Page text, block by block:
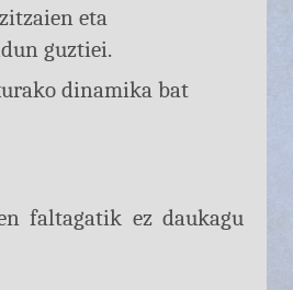
eta
guztiei.
dinamika bat
faltagatik ez daukagu